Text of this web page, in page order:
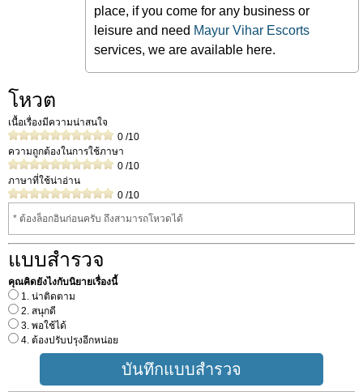
place, if you come for any business or
leisure and need Mayur Vihar Escorts
services, we are available here.
โหวต
เนื้อเรื่องมีความน่าสนใจ
0 /10
ความถูกต้องในการใช้ภาษา
0 /10
ภาษาที่ใช้น่าอ่าน
0 /10
* ต้องล็อกอินก่อนครับ ถึงสามารถโหวดได้
แบบสำรวจ
คุณคิดยังไงกับนิยายเรื่องนี้
1. น่าติดตาม
2. สนุกดี
3. พอใช้ได้
4. ต้องปรับปรุงอีกหน่อย